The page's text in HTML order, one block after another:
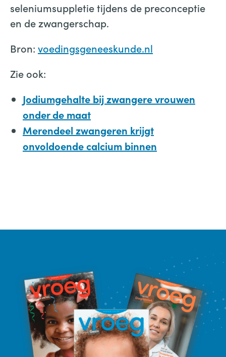
seleniumsuppletie tijdens de preconceptie
en de zwangerschap.
Bron: voedingsgeneeskunde.nl
Zie ook:
Jodiumgehalte bij zwangere vrouwen
onder de maat
Merendeel zwangeren krijgt
onvoldoende calcium binnen